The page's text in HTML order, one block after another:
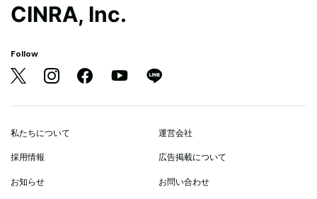
CINRA, Inc.
Follow
私たちについて 運営会社
採用情報 広告掲載について
お知らせ お問い合わせ